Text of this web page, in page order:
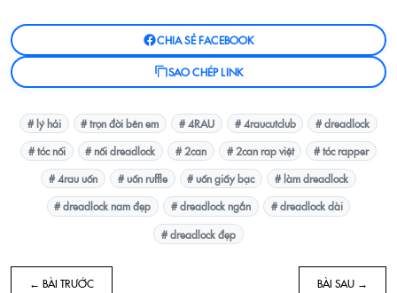
CHIA SẺ FACEBOOK
SAO CHÉP LINK
# lý hải # trọn đời bên em # 4RAU # 4raucutclub
# dreadlock
# tóc nối
# nối dreadlock # 2can # 2can rap việt
# tóc rapper
# 4rau uốn
# uốn ruffle # uốn giấy bạc
# làm dreadlock
# dreadlock nam đẹp
# dreadlock ngắn
# dreadlock dài
# dreadlock đẹp
← BÀI TRƯỚC BÀI SAU →